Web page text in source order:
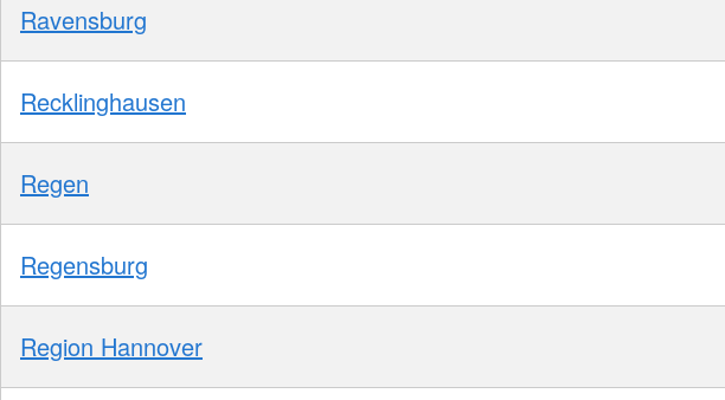
Ravensburg
Recklinghausen
Regen
Regensburg
Region Hannover